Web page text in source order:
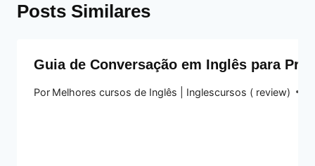
Posts Similares
Guia de Conversação em Inglês para
Por Melhores cursos de Inglês | Inglescursos ( review)